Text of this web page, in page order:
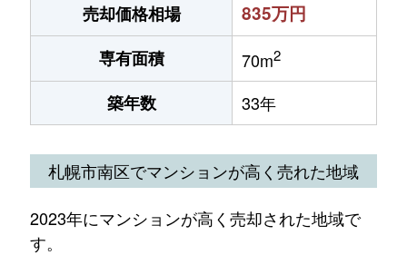
売却価格相場
835万円
専有面積 70m2
築年数 33年
札幌市南区でマンションが高く売れた地域
2023年にマンションが高く売却された地域で
す。